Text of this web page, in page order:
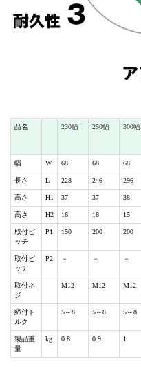
品名 230幅 250幅 300幅
幅 W 68 68 68
長さ L 228 246 296
高さ H1 37 37 38
高さ H2 16 16 15
取付ピ
ッチ
P1 150 200 200
取付ピ
ッチ
P2 － － －
取付ネ
ジ
M12 M12 M12
締付ト
ルク
5～8 5～8 5～8
製品重
量
kg 0.8 0.9 1